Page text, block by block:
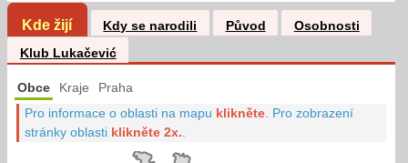
Kde žijí Kdy se narodili Původ
Osobnosti
Klub Lukačević
Obce Kraje Praha
Pro informace o oblasti na mapu klikněte Pro zobrazení
stránky oblasti klikněte 2x.